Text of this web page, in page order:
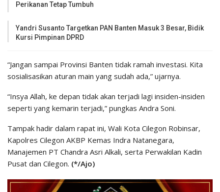
Perikanan Tetap Tumbuh
Yandri Susanto Targetkan PAN Banten Masuk 3 Besar, Bidik
Kursi Pimpinan DPRD
“Jangan sampai Provinsi Banten tidak ramah investasi. Kita
sosialisasikan aturan main yang sudah ada,” ujarnya.
“Insya Allah, ke depan tidak akan terjadi lagi insiden-insiden
seperti yang kemarin terjadi,” pungkas Andra Soni.
Tampak hadir dalam rapat ini, Wali Kota Cilegon Robinsar,
Kapolres Cilegon AKBP Kemas Indra Natanegara,
Manajemen PT Chandra Asri Alkali, serta Perwakilan Kadin
Pusat dan Cilegon. (*/Ajo)